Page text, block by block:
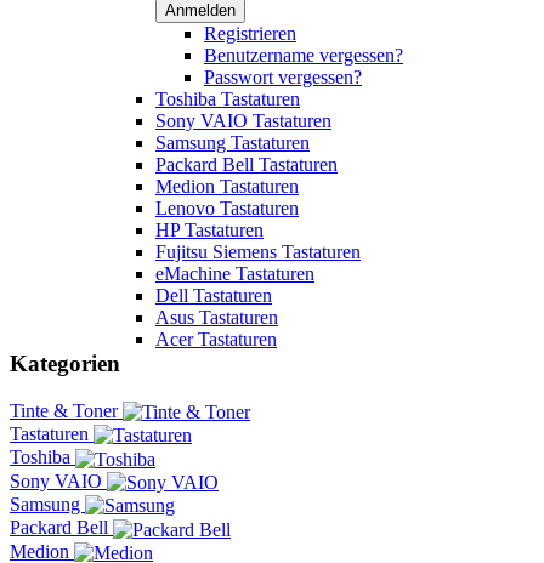
Anmelden
Registrieren
Benutzername vergessen?
Passwort vergessen?
Toshiba Tastaturen
Sony VAIO Tastaturen
Samsung Tastaturen
Packard Bell Tastaturen
Medion Tastaturen
Lenovo Tastaturen
HP Tastaturen
Fujitsu Siemens Tastaturen
eMachine Tastaturen
Dell Tastaturen
Asus Tastaturen
Acer Tastaturen
Kategorien
Tinte & Toner
Tastaturen
Toshiba
Sony VAIO
Samsung
Packard Bell
Medion